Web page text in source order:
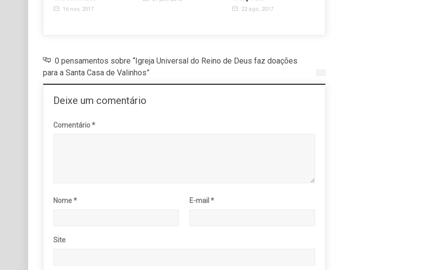
16 nov, 2017 22 ago, 2017
0 pensamentos sobre “Igreja Universal do Reino de Deus faz doações
para a Santa Casa de Valinhos”
Deixe um comentário
Comentário*
Nome* E-mail*
Site